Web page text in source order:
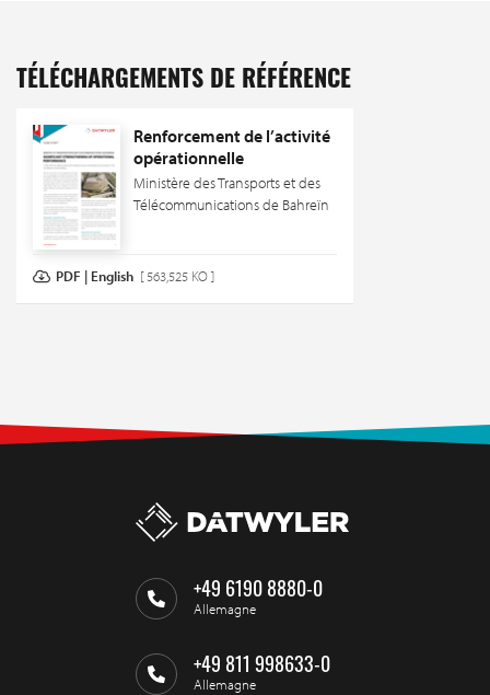
TÉLÉCHARGEMENTS DE RÉFÉRENCE
Renforcement de l’activité
opérationnelle
Ministère des Transports et des
Télécommunications de Bahreïn
PDF | English [ 563,525 KO ]
+49 6190 8880-0
Allemagne
+49 811 998633-0
Allemagne